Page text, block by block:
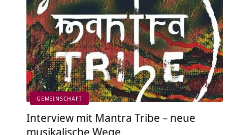
GEMEINSCHAFT
Interview mit Mantra Tribe – neue
musikalische Wege